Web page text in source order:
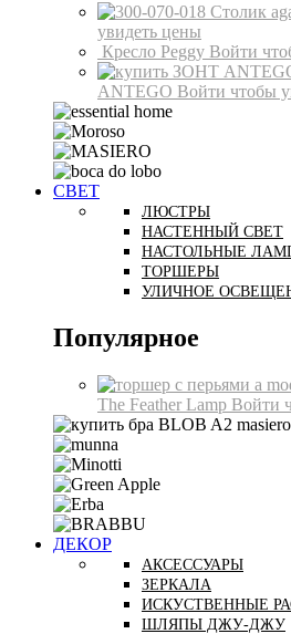
Столик
увидеть цены
Кресло Peggy Войти
ANTEGO Войти чтобы
СВЕТ
ЛЮСТРЫ
НАСТЕННЫЙ СВЕТ
НАСТОЛЬНЫЕ
ТОРШЕРЫ
УЛИЧНОЕ
Популярное
The Feather Lamp Войти
ДЕКОР
АКСЕССУАРЫ
ЗЕРКАЛА
ИСКУСТВЕННЫЕ
ШЛЯПЫ ДЖУ-ДЖУ